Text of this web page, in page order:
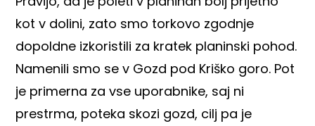
kot v dolini, zato smo torkovo zgodnje
dopoldne izkoristili za kratek planinski pohod.
Namenili smo se v Gozd pod Kriško goro. Pot
je primerna za vse uporabnike, saj ni
prestrma, poteka skozi gozd, cilj pa je